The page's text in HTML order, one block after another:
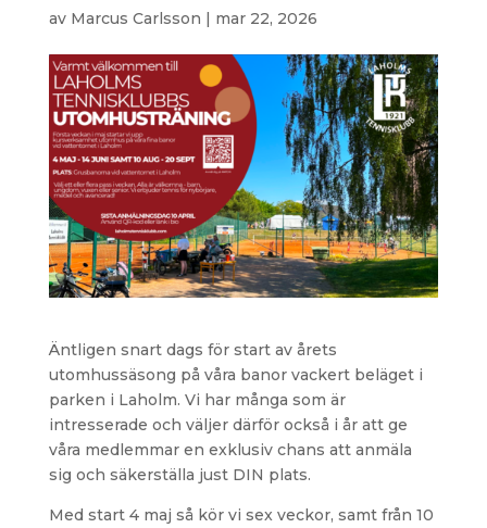
av Marcus Carlsson | mar 22, 2026
Äntligen snart dags för start av årets
utomhussäsong på våra banor vackert beläget i
parken i Laholm. Vi har många som är
intresserade och väljer därför också i år att ge
våra medlemmar en exklusiv chans att anmäla
sig och säkerställa just DIN plats.
Med start 4 maj så kör vi sex veckor, samt från 10